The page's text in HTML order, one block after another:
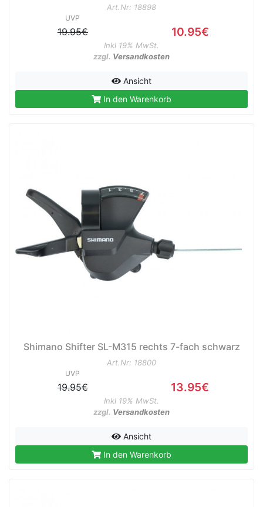
Art.Nr: 18898
UVP
19.95€ 10.95€
Inkl 19% MwSt.
zzgl. Versandkosten
Ansicht
In den Warenkorb
Shimano Shifter SL-M315 rechts 7-fach schwarz
Art.Nr: 18800
UVP
19.95€ 13.95€
Inkl 19% MwSt.
zzgl. Versandkosten
Ansicht
In den Warenkorb